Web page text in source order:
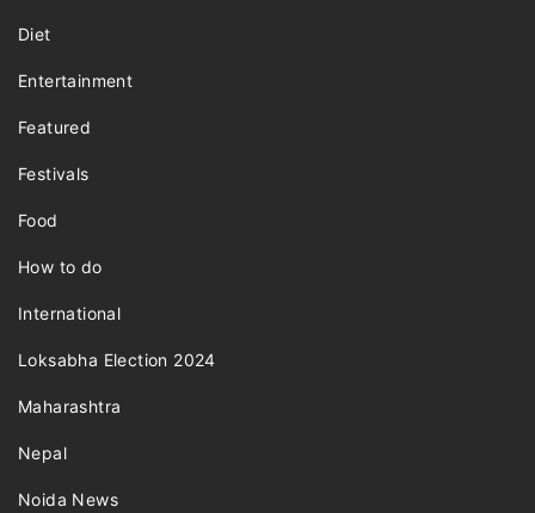
Diet
Entertainment
Featured
Festivals
Food
How to do
International
Loksabha Election 2024
Maharashtra
Nepal
Noida News